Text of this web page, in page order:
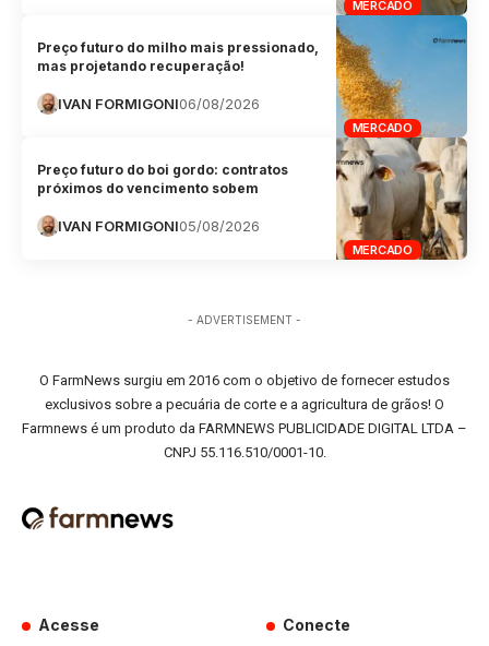
MERCADO
MERCADO
Preço futuro do milho mais pressionado,
mas projetando recuperação!
IVAN FORMIGONI06/08/2026
MERCADO
Preço futuro do boi gordo: contratos
próximos do vencimento sobem
IVAN FORMIGONI05/08/2026
- ADVERTISEMENT -
O FarmNews surgiu em 2016 com o objetivo de fornecer estudos
exclusivos sobre a pecuária de corte e a agricultura de grãos! O
Farmnews é um produto da FARMNEWS PUBLICIDADE DIGITAL LTDA –
CNPJ 55.116.510/0001-10.
Acesse Conecte